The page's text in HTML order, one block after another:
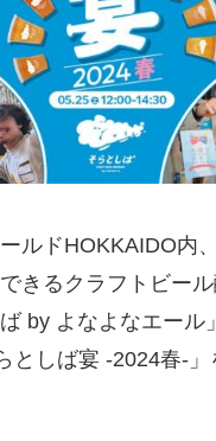
ルドHOKKAIDO内
きるクラフトビー
by よなよなエール
としば宴 -2024春-」